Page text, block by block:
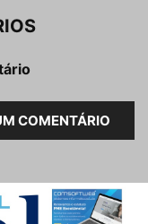
COMENTÁRIO